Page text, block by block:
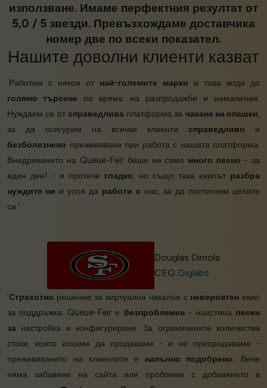
използване. Имаме перфектния резултат от
5,0 / 5 звезди. Превъзхождаме доставчика
номер две по всеки показател.
Нашите доволни клиенти казват
‘Работим с някои от най-големите марки и това води до
голямо търсене по време на разпродажби и намаления.
Нуждаем се от справедливаплатформа за чакане на опашки,
за да осигурим на всички клиенти справедливо и
безболезнено преживяване при работа с нашата платформа.
Внедряването на Queue-Fair беше не само много лесно - за
един ден! - и протече гладко, но също така екипът разбра
нуждите ни и успя да работи с нас, за да постигнем целите
си.’
Douglas Dimola
CEO Giglabs
‘Страхотно решение за виртуална чакалня с невероятен екип
за поддръжка. Queue-Fair е безпроблемен- наистиналесен
за настройка и конфигуриране. За ограничените количества
стоки, които искаме да продаваме - и не препродаваме -
преживяването на клиентите е напълно подобрено. Вече
няма забавяне на сайта или проблеми с добавянето в